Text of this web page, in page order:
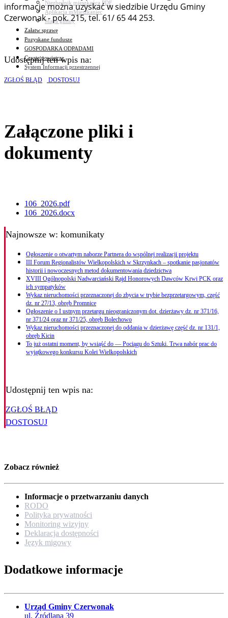
Niezbędnik mieszkańca PDF
Aplikacja mMieszkaniec
Mapa gminy
Załatw sprawę
Pozyskane fundusze
GOSPODARKA ODPADAMI
Czyste powietrze
System Informacji przestrzennej
informacje można uzyskać w siedzibie Urzędu Gminy
Czerwonak - pok. 215, tel. 61/ 65 44 253.
Udostępnij ten wpis na:
ZGŁOŚ BŁĄD DOSTOSUJ
Załączone pliki i
dokumenty
106_2026.pdf
106_2026.docx
Najnowsze w: komunikaty
Ogłoszenie o otwartym naborze Partnera do wspólnej realizacji projektu
III Forum Regionalistów Wielkopolskich w Skrzynkach – spotkanie pasjonatów
historii i nowoczesnych metod dokumentowania dziedzictwa
XVIII Ogólnopolski Nadwarciański Rajd Honorowych Dawców Krwi PCK oraz
ich sympatyków
Wykaz nieruchomości przeznaczonej do zbycia w trybie bezprzetargowym, część
dz. nr 27/13, obręb Promnice
Ogłoszenie o I ustnym przetargu nieograniczonym dot. dzierżawy dz. nr 371/16,
nr 371/24 oraz nr 371/25, obręb Bolechowo
Wykaz nieruchomości przeznaczonej do oddania w dzierżawę część dz. nr 131/1,
obręb Kicin
To już ostatni moment, by wsiąść do — Pociągu do Sztuki. Trwa nabór prac do
wyjątkowego konkursu Kolei Wielkopolskich
Udostępnij ten wpis na:
ZGŁOŚ BŁĄD
DOSTOSUJ
Zobacz również
Informacje o przetwarzaniu danych
RODO
Polityka prywatności
Monitoring wizyjny
Deklaracja dostępności
Język migowy
Dodatkowe informacje
Urząd Gminy Czerwonak
ul. Źródlana 39